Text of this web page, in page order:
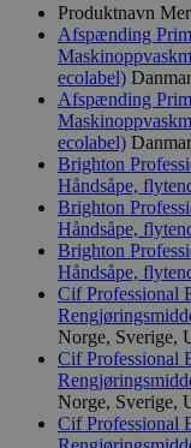
Produktnavn
Afspӕnding
ecolabel)
Afspӕnding
ecolabel)
Brighton
Håndsåpe,
Brighton
Håndsåpe,
Brighton
Håndsåpe,
Cif Professional
Norge, Sverige,
Cif Professional
Norge, Sverige,
Cif Professional